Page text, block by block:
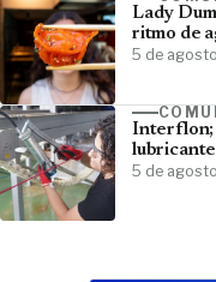
Lady
ritmo de
5 de
Interflon;
lubricante
5 de